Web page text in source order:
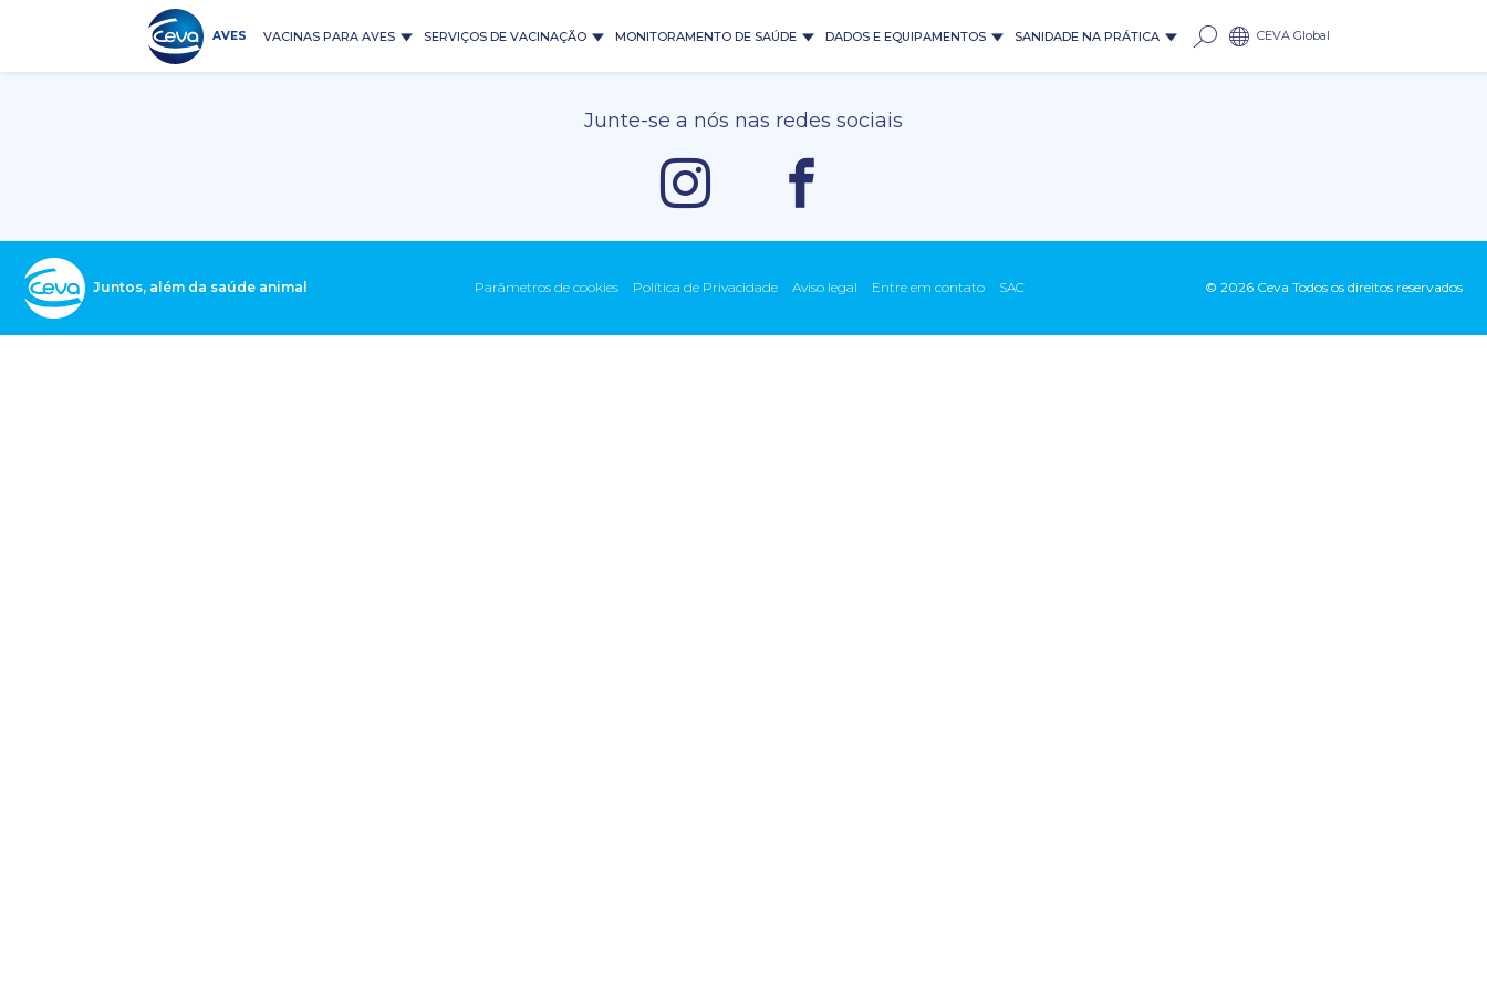
AVES VACINAS PARA AVES SERVIÇOS DE VACINAÇÃO MONITORAMENTO DE SAÚDE DADOS E EQUIPAMENTOS SANIDADE NA PRÁTICA CEVA Global
Junte-se a nós nas redes sociais
Juntos, além da saúde animal Parâmetros de cookies Política de Privacidade Aviso legal Entre em contato SAC © 2026 Ceva Todos os direitos reservados